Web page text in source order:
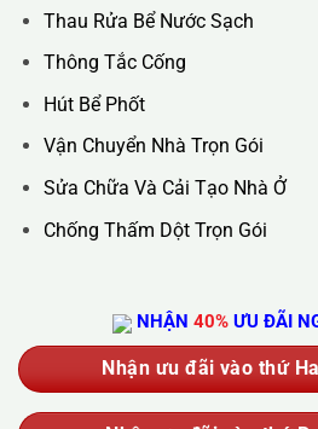
Trụ Sở Chính :36C Ngõ 89 Lê Đức
TP Hà Nội
Hotline : 0388.444.445
Vệ Sinh Công Nghiệp
Vệ Sinh Kính Nhà Cao Tầng